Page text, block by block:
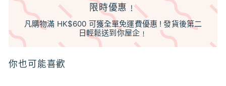
限時優惠﹗
凡購物滿 HK$600 可獲全單免運費優惠 ! 發貨後第二
日輕鬆送到你屋企﹗
你也可能喜歡